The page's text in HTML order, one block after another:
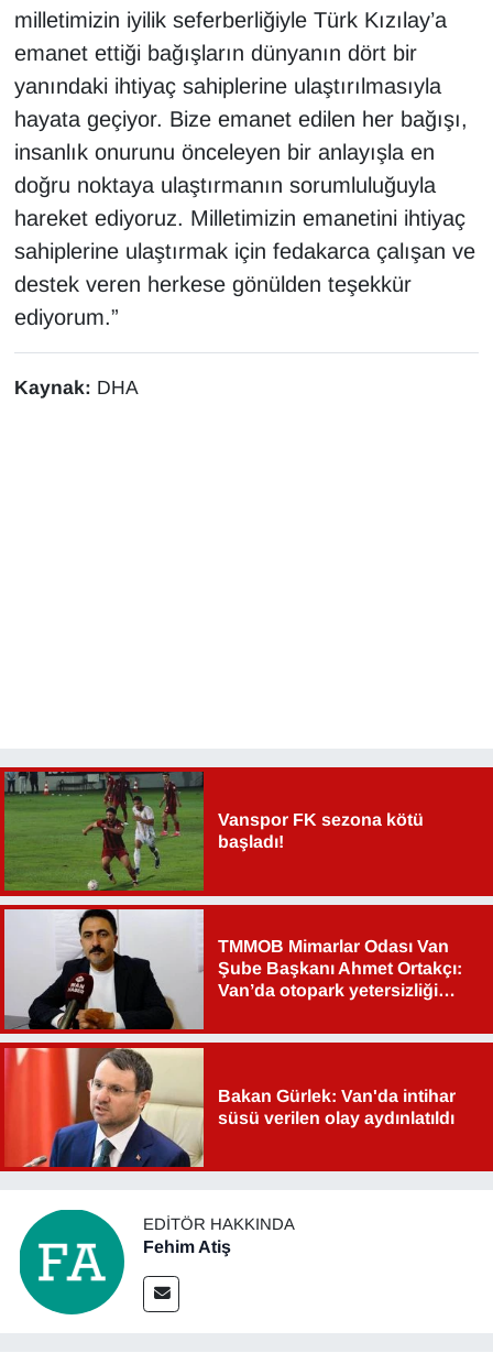
milletimizin iyilik seferberliğiyle Türk Kızılay’a
emanet ettiği bağışların dünyanın dört bir
yanındaki ihtiyaç sahiplerine ulaştırılmasıyla
hayata geçiyor. Bize emanet edilen her bağışı,
insanlık onurunu önceleyen bir anlayışla en
doğru noktaya ulaştırmanın sorumluluğuyla
hareket ediyoruz. Milletimizin emanetini ihtiyaç
sahiplerine ulaştırmak için fedakarca çalışan ve
destek veren herkese gönülden teşekkür
ediyorum.”
Kaynak: DHA
Vanspor FK sezona kötü
başladı!
TMMOB Mimarlar Odası Van
Şube Başkanı Ahmet Ortakçı:
Van’da otopark yetersizliği
Bakan Gürlek: Van'da intihar
süsü verilen olay aydınlatıldı
EDITÖR HAKKINDA
Fehim Atiş